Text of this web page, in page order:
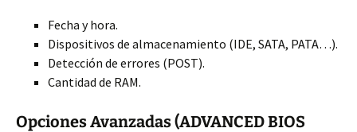
Fecha y hora.
Dispositivos de almacenamiento (IDE, SATA, PATA…).
Detección de errores (POST).
Cantidad de RAM.
Opciones Avanzadas (ADVANCED BIOS